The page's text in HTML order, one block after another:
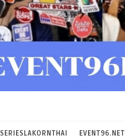
SERIESLAKORNTHAI EVENT96.NET